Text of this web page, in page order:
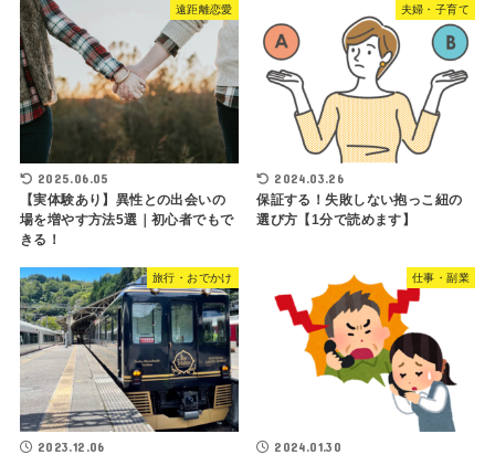
遠距離恋愛
2025.06.05
【実体験あり】異性との出会いの
場を増やす方法5選｜初心者でもで
きる！
夫婦・子育て
2024.03.26
保証する！失敗しない抱っこ紐の
選び方【1分で読めます】
旅行・おでかけ
2023.12.06
仕事・副業
2024.01.30